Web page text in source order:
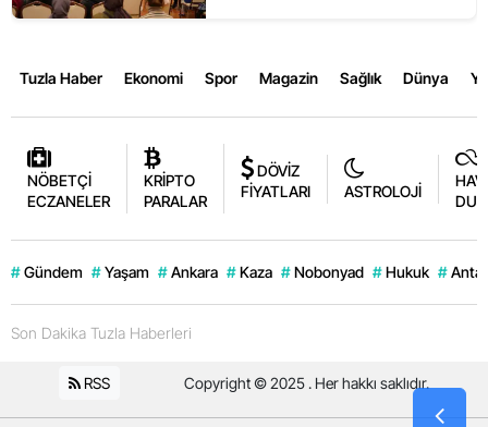
Tuzla Haber Ekonomi Spor Magazin Sağlık Dünya
NÖBETÇİ
ECZANELER
KRİPTO
PARALAR
DÖVİZ
FİYATLARI
ASTROLOJİ
# Gündem # Yaşam # Ankara # Kaza # Nobonyad # Hukuk #
Son Dakika Tuzla Haberleri
RSS Copyright © 2025 . Her hakkı saklıdır.